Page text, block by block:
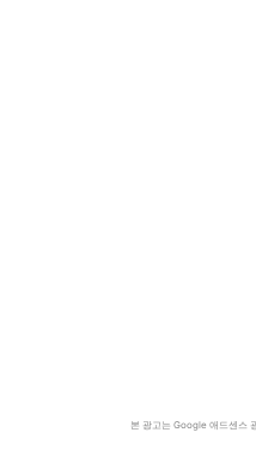
본 광고는 Google 애드센스